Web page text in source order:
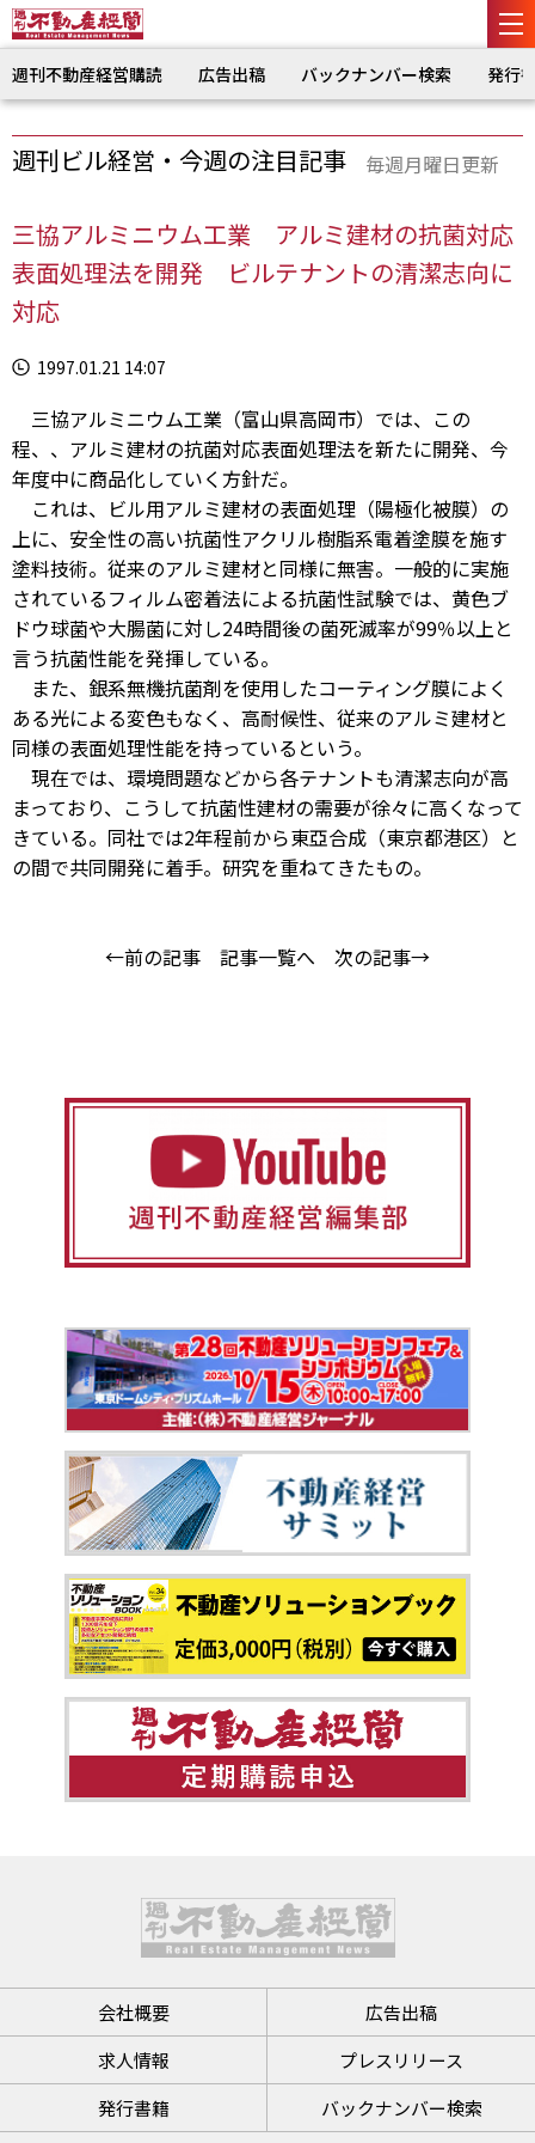
週刊不動産経営購読 広告出稿 バックナンバー検索 発行
週刊ビル経営・今週の注目記事 毎週月曜日更新
三協アルミニウム工業 アルミ建材の抗菌対応
表面処理法を開発 ビルテナントの清潔志向に
対応
1997.01.21 14:07
三協アルミニウム工業（富山県高岡市）では、この
程、、アルミ建材の抗菌対応表面処理法を新たに開発、今
年度中に商品化していく方針だ。
これは、ビル用アルミ建材の表面処理（陽極化被膜）の
上に、安全性の高い抗菌性アクリル樹脂系電着塗膜を施す
塗料技術。従来のアルミ建材と同様に無害。一般的に実施
されているフィルム密着法による抗菌性試験では、黄色ブ
ドウ球菌や大腸菌に対し24時間後の菌死滅率が99％以上と
言う抗菌性能を発揮している。
また、銀系無機抗菌剤を使用したコーティング膜によく
ある光による変色もなく、高耐候性、従来のアルミ建材と
同様の表面処理性能を持っているという。
現在では、環境問題などから各テナントも清潔志向が高
まっており、こうして抗菌性建材の需要が徐々に高くなって
きている。同社では2年程前から東亞合成（東京都港区）と
の間で共同開発に着手。研究を重ねてきたもの。
←前の記事 記事一覧へ 次の記事→
会社概要
広告出稿
求人情報
プレスリリース
発行書籍
バックナンバー検索